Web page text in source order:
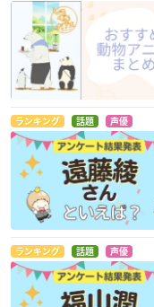
ランキング 話題 声優
ランキング 話題 声優